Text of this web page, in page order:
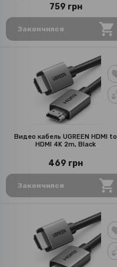
759 грн
Закончился
Видео кабель UGREEN HDMI to
HDMI 4K 2m, Black
469 грн
Закончился